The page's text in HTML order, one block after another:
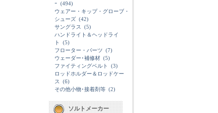
ｰ (494)
ウェアー・キップ・グローブ・
シューズ (42)
サングラス
(5)
ハンドライト＆ヘッドライ
ト
(5)
フローター・パーツ (7)
ウェーダー･補修材 (5)
ファイティングベルト
(3)
ロッドホルダー＆ロッドケー
ス
(6)
その他小物･接着剤等 (2)
ソルトメーカー